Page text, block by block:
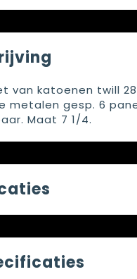
van katoenen twill
metalen gesp. 6
Maat 7 1/4.